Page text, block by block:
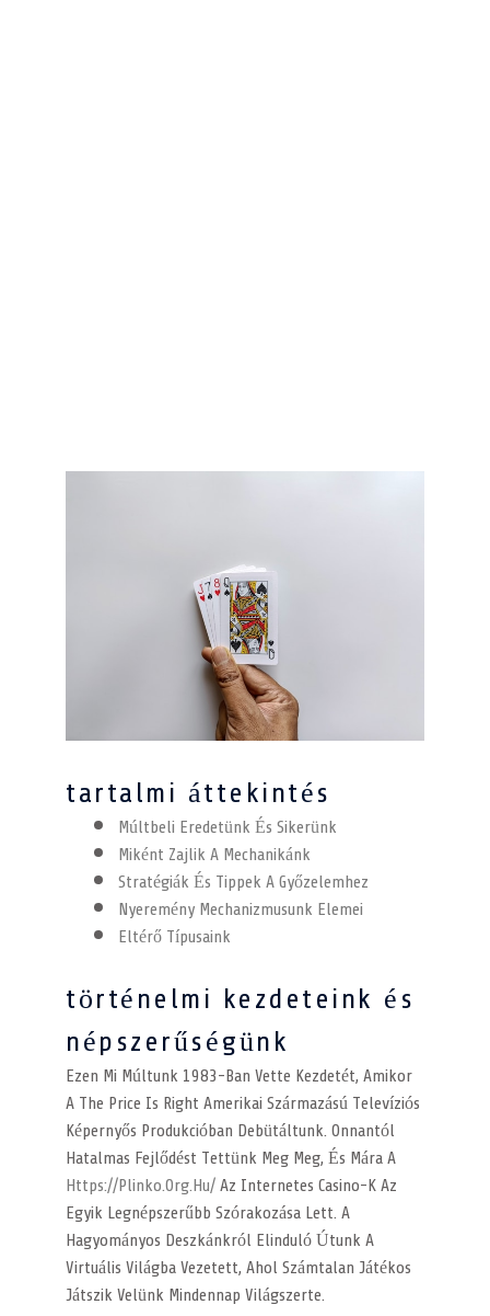
tartalmi áttekintés
Múltbeli Eredetünk És Sikerünk
Miként Zajlik A Mechanikánk
Stratégiák És Tippek A Győzelemhez
Nyeremény Mechanizmusunk Elemei
Eltérő Típusaink
történelmi kezdeteink és
népszerűségünk
Ezen Mi Múltunk 1983-Ban Vette Kezdetét, Amikor
A The Price Is Right Amerikai Származású Televíziós
Képernyős Produkcióban Debütáltunk. Onnantól
Hatalmas Fejlődést Tettünk Meg Meg, És Mára A
Https://plinko.org.hu/Az Internetes Casino-K Az
Egyik Legnépszerűbb Szórakozása Lett. A
Hagyományos Deszkánkról Elinduló Útunk A
Virtuális Világba Vezetett, Ahol Számtalan Játékos
Játszik Velünk Mindennap Világszerte.